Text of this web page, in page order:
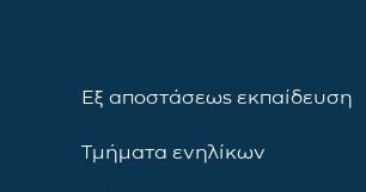
Εξ αποστάσεως εκπαίδευση
Τμήματα ενηλίκων